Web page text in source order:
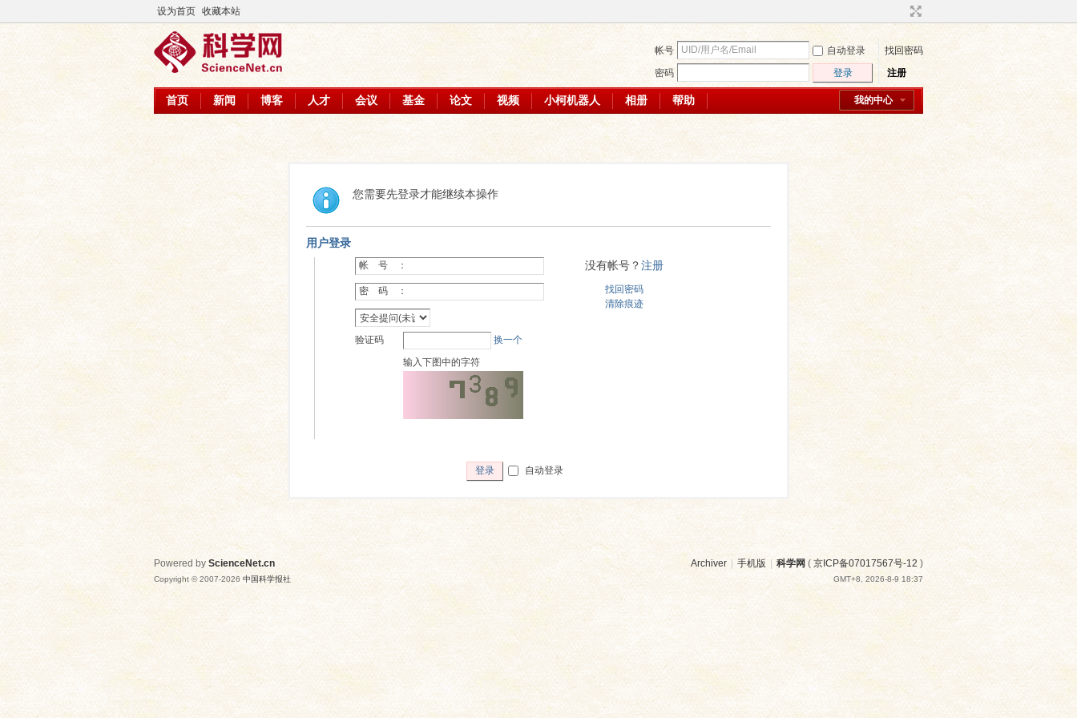
设为首页 收藏本站
帐号 自动登录
找回密码
密码
登录 注册
我的中心
首页 新闻 博客 人才 会议 基金 论文 视频 小柯机器人 相册 帮助
您需要先登录才能继续本操作
用户登录
帐 号 ：
密 码 ：
验证码
换一个
输入下图中的字符
没有帐号？注册
找回密码
清除痕迹
登录 自动登录
Archiver | 手机版 | 科学网 ( 京ICP备07017567号-12 )
GMT+8, 2026-8-9 18:37
Powered by ScienceNet.cn
Copyright © 2007-2026 中国科学报社